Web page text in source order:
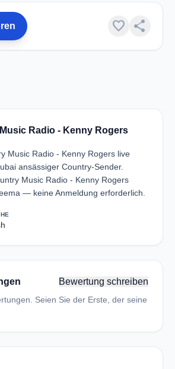
favorite share
Radio - Kenny Rogers
Music Radio - Kenny Rogers live
ansässiger Country-Sender.
Music Radio - Kenny Rogers
— keine Anmeldung erforderlich.
Bewertung schreiben
Seien Sie der Erste, der seine